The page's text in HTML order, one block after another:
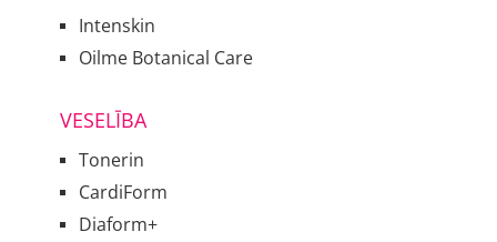
Intenskin
Oilme Botanical Care
VESELĪBA
Tonerin
CardiForm
Diaform+